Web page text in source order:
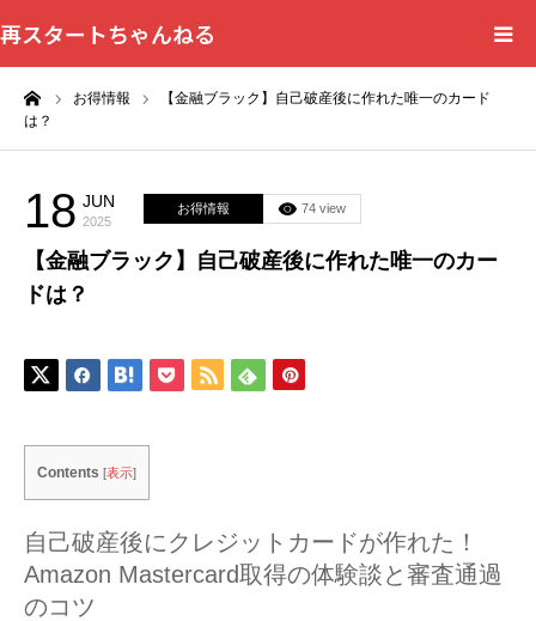
再スタートちゃんねる
お得情報
【金融ブラック】自己破産後に作れた唯一のカード
は？
18 JUN
2025
お得情報 74 view
【金融ブラック】自己破産後に作れた唯一のカー
ドは？
Contents [表示]
自己破産後にクレジットカードが作れた！
Amazon Mastercard取得の体験談と審査通過
のコツ
HOME
プライバシーポリシー